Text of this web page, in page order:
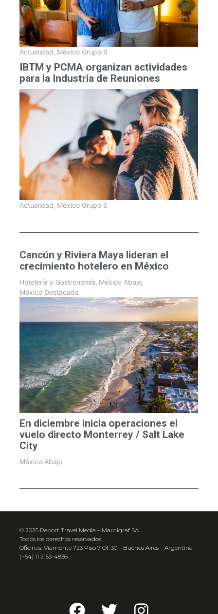
Actualidad, México Grupo 6
IBTM y PCMA organizan actividades
para la Industria de Reuniones
Actualidad, México Grupo 6
Cancún y Riviera Maya lideran el
crecimiento hotelero en México
Hotelería y Gastronomía, México Abajo,
México Destacada
En diciembre inicia operaciones el
vuelo directo Monterrey / Salt Lake
City
México Abajo
© 2025 Report Travel Media – Mardigraf SA
Todos los derechos reservados.
Oficinas: Viamonte 723 Piso 7 Of. 30 – Buenos Aires – Argentina
(+54) 11 2153-4836